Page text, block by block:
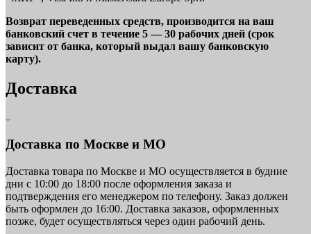
Возврат переведенных средств, производится на ваш
банковский счет в течение 5 — 30 рабочих дней (срок
зависит от банка, который выдал вашу банковскую
карту).
Доставка
Доставка по Москве и МО
Доставка товара по Москве и МО осуществляется в будние
дни с 10:00 до 18:00 после оформления заказа и
подтверждения его менеджером по телефону. Заказ должен
быть оформлен до 16:00. Доставка заказов, оформленных
позже, будет осуществляться через один рабочий день.